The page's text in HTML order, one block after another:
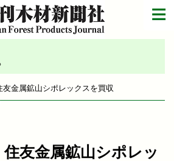
金属鉱山シポレックスを買収
友金属鉱山シポレッ